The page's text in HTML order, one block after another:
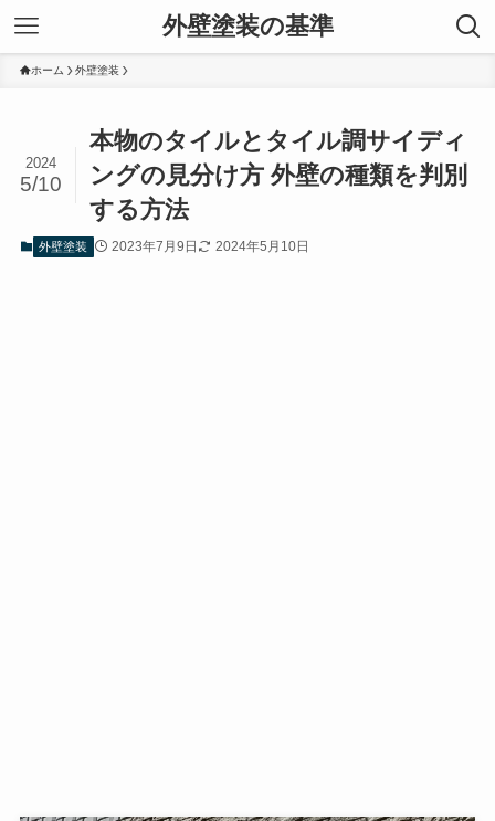
外壁塗装の基準
ホーム 外壁塗装
本物のタイルとタイル調サイディ
ングの見分け方 外壁の種類を判別
する方法
2024
5/10
外壁塗装 2023年7月9日 2024年5月10日